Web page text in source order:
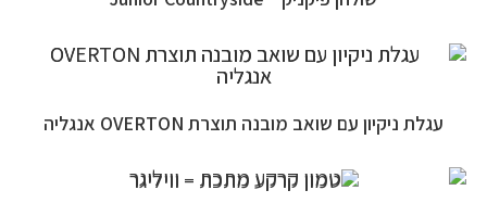
עגלת ניקיון עם שואב מובנה תוצרת OVERTON אנגליה